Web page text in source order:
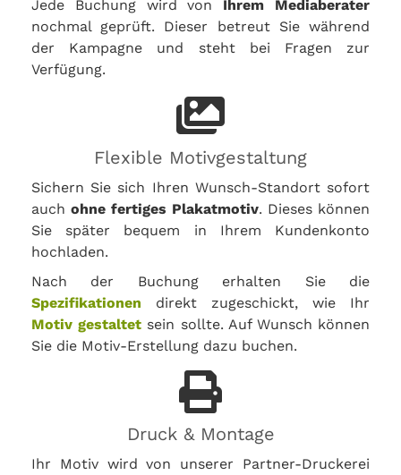
Jede Buchung wird von Ihrem Mediaberater
nochmal geprüft. Dieser betreut Sie während
der Kampagne und steht bei Fragen zur
Verfügung.
Flexible Motivgestaltung
Sichern Sie sich Ihren Wunsch-Standort sofort
auch ohne fertiges Plakatmotiv. Dieses können
Sie später bequem in Ihrem Kundenkonto
hochladen.
Nach der Buchung erhalten Sie die
Spezifikationen direkt zugeschickt, wie Ihr
Motiv gestaltet sein sollte. Auf Wunsch können
Sie die Motiv-Erstellung dazu buchen.
Druck & Montage
Ihr Motiv wird von unserer Partner-Druckerei